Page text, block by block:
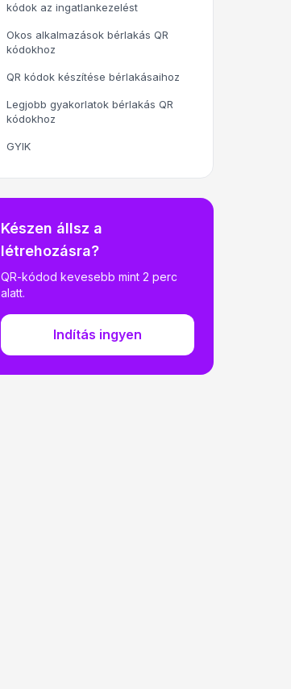
kódok az ingatlankezelést
Okos alkalmazások bérlakás QR
kódokhoz
QR kódok készítése bérlakásaihoz
Legjobb gyakorlatok bérlakás QR
kódokhoz
GYIK
Készen állsz a
létrehozásra?
QR-kódod kevesebb mint 2 perc
alatt.
Indítás ingyen